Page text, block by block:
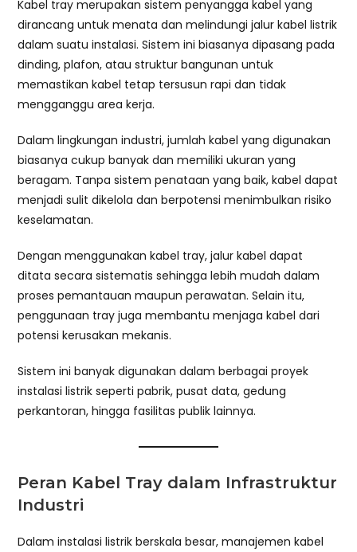
Kabel tray merupakan sistem penyangga kabel yang
dirancang untuk menata dan melindungi jalur kabel listrik
dalam suatu instalasi. Sistem ini biasanya dipasang pada
dinding, plafon, atau struktur bangunan untuk
memastikan kabel tetap tersusun rapi dan tidak
mengganggu area kerja.
Dalam lingkungan industri, jumlah kabel yang digunakan
biasanya cukup banyak dan memiliki ukuran yang
beragam. Tanpa sistem penataan yang baik, kabel dapat
menjadi sulit dikelola dan berpotensi menimbulkan risiko
keselamatan.
Dengan menggunakan kabel tray, jalur kabel dapat
ditata secara sistematis sehingga lebih mudah dalam
proses pemantauan maupun perawatan. Selain itu,
penggunaan tray juga membantu menjaga kabel dari
potensi kerusakan mekanis.
Sistem ini banyak digunakan dalam berbagai proyek
instalasi listrik seperti pabrik, pusat data, gedung
perkantoran, hingga fasilitas publik lainnya.
Peran Kabel Tray dalam Infrastruktur
Industri
Dalam instalasi listrik berskala besar, manajemen kabel